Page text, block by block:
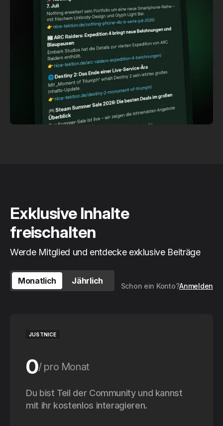
Exklusive Inhalte
freischalten
Werde Mitglied und entdecke exklusive Beiträge
Monatlich Jährlich
Schon ein Konto?Anmelden
JUSTNICE
0 pro Monat
0 pro Jahr
Du bist Teil der Community und kannst
mit ihr kostenlos interagieren.